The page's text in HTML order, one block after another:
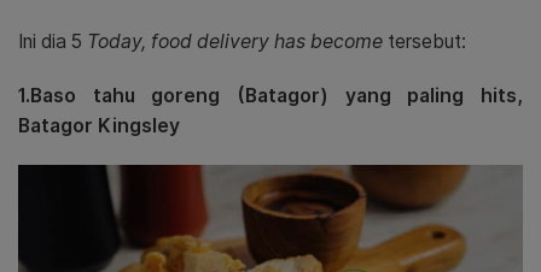
Ini dia 5 Today, food delivery has become tersebut:
1.Baso tahu goreng (Batagor) yang paling hits,
Batagor Kingsley